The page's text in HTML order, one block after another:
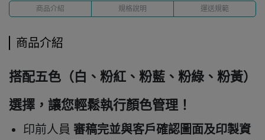
商品介紹 規格說明 運送規範
商品介紹
搭配五色（白、粉紅、粉藍、粉綠、粉黃）
選擇，讓您輕鬆執行顏色管理！
印前人員 審稿完並與客戶確認圖面及印製資